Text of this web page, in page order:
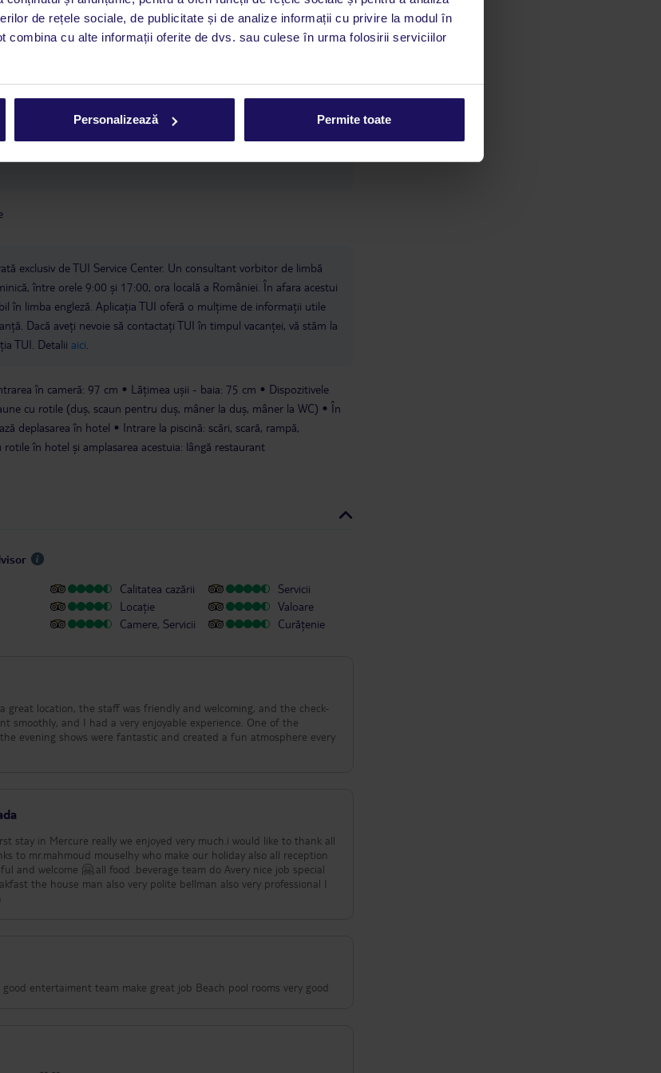
de rețele sociale, de publicitate și de analize informații cu privire la modul în
combina cu alte informații oferite de dvs. sau culese în urma folosirii serviciilor
Personalizează Permite toate
contra cost, plată în numerar
parcare (în funcție de
în preț
centru de afaceri
exclusiv de TUI Service Center. Un consultant vorbitor de limbă
între orele 9:00 și 17:00, ora locală a României. În afara acestui
în limba engleză. Aplicația TUI oferă o mulțime de informații utile
Dacă aveți nevoie să contactați TUI în timpul vacanței, vă stăm la
TUI. Detalii aici
în cameră: 97 cm Lățimea ușii - baia: 75 cm
Dispozitivele
cu rotile (duș, scaun pentru duș, mâner la duș, mâner la WC)
În
deplasarea în hotel
Intrare la piscină: scări, scară, rampă,
în hotel și amplasarea acestuia: lângă restaurant
Calitatea cazării
Locație
Camere, Servicii
Servicii
Valoare
Curățenie
great location, the staff was friendly and welcoming, and the check-
smoothly, and I had a very enjoyable experience. One of the
evening shows were fantastic and created a fun atmosphere every
much.i would like to thank all
and welcome 🤗.all food .beverage team do Avery nice job special
the house man also very polite bellman also very professional I
Amazingh holiday Everything was good food good entertaiment team make great job Beach pool rooms very good